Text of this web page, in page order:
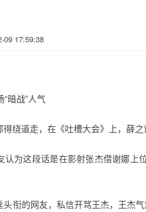
09 17:59:38
暗战”人气
绕道走，在《吐槽大会》上，薛之
认为这段话是在影射张杰借谢娜上
衔的网友，私信开骂王杰，王杰气